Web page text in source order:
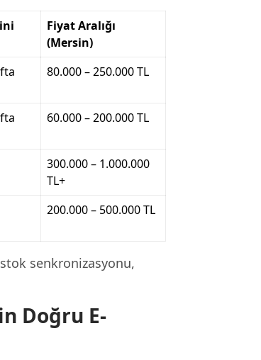
Fiyat Aralığı
(Mersin)
80.000 – 250.000 TL
60.000 – 200.000 TL
300.000 – 1.000.000
TL+
200.000 – 500.000 TL
senkronizasyonu,
Doğru E-